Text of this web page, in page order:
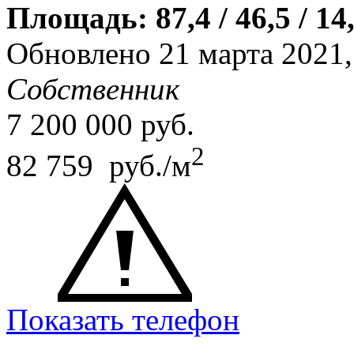
Площадь: 87,4 / 46,5 /
Обновлено 21 марта
Собственник
7 200 000 руб.
82 759 руб./м2
Показать телефон